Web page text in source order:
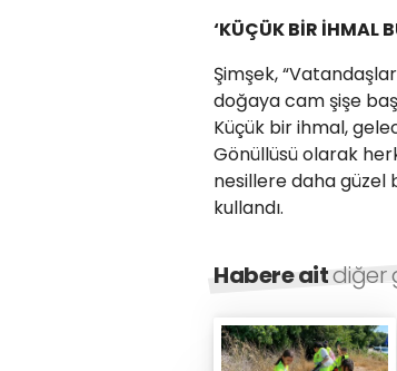
‘KÜÇÜK BİR İHMAL
Şimşek,
doğaya cam şişe
Küçük bir ihmal,
Gönüllüsü olarak
nesillere daha güzel
kullandı.
Habere aitdiğer